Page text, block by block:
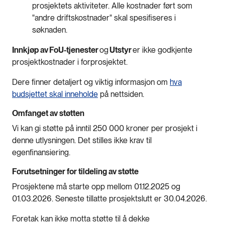
prosjektets aktiviteter. Alle kostnader ført som
"andre driftskostnader" skal spesifiseres i
søknaden.
Innkjøp av FoU-tjenesterogUtstyrer ikke godkjente
prosjektkostnader i forprosjektet.
Dere finner detaljert og viktig informasjon om hva
budsjettet skal inneholde på nettsiden.
Omfanget av støtten
Vi kan gi støtte på inntil 250 000 kroner per prosjekt i
denne utlysningen. Det stilles ikke krav til
egenfinansiering.
Forutsetninger for tildeling av støtte
Prosjektene må starte opp mellom 01.12.2025 og
01.03.2026. Seneste tillatte prosjektslutt er 30.04.2026.
Foretak kan ikke motta støtte til å dekke